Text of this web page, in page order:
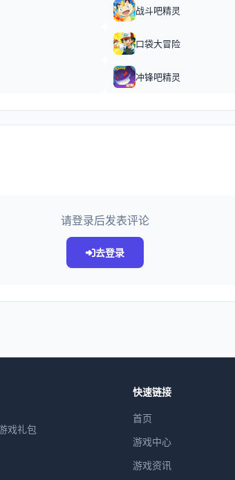
战斗吧精灵
口袋大冒险
冲锋吧精灵
请登录后发表评论
去登录
戏礼包
快速链接
首页
游戏中心
游戏资讯